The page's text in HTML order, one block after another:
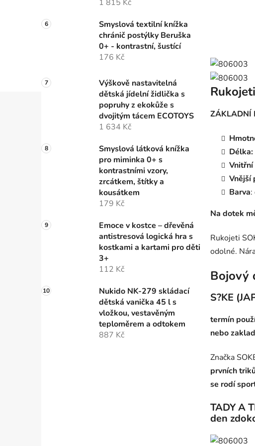
1 815 Kč
Smyslová textilní knížka
chránič postýlky Beruška
0+ - kontrastní, šustící
176 Kč
Výškově nastavitelná
dětská jídelní židlička s
popruhy z ekokůže s
dvojitým tácem ECOTOYS
1 634 Kč
Smyslová látková knížka
pro miminka 0+ s
kontrastními vzory,
zrcátkem, štítky a
kousátkem
179 Kč
Emoce v kostce – dřevěná
antistresová logická hra s
kostkami a kartami pro děti
3+
112 Kč
Nukido NK-279 skládací
dětská vanička 45 l s
vložkou, vestavěným
teploměrem a odtokem
887 Kč
ZÁKLADNÍ
Délka:
Vnější
Barva:
Na dotek
Rukojeti
odolné.
Bojový
S?KE
termín
nebo
Značka
prvních
se rodí
TADY A
den